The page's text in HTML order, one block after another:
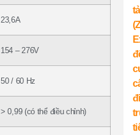
23,6A
154 – 276V
50 / 60 Hz
> 0,99 (có thể điều chỉnh)